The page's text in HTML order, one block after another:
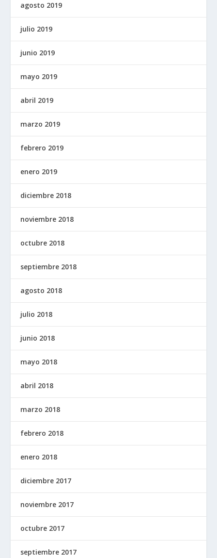
agosto 2019
julio 2019
junio 2019
mayo 2019
abril 2019
marzo 2019
febrero 2019
enero 2019
diciembre 2018
noviembre 2018
octubre 2018
septiembre 2018
agosto 2018
julio 2018
junio 2018
mayo 2018
abril 2018
marzo 2018
febrero 2018
enero 2018
diciembre 2017
noviembre 2017
octubre 2017
septiembre 2017